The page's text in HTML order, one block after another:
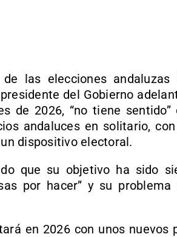
las elecciones andaluzas
del Gobierno
de 2026, “no tiene
andaluces en solitario,
dispositivo electoral.
que su objetivo ha sido
por hacer” y su
en 2026 con unos nuevos